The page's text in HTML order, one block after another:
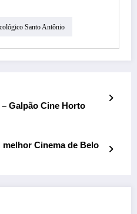
Santo Antônio
Galpão Cine Horto
melhor Cinema de Belo